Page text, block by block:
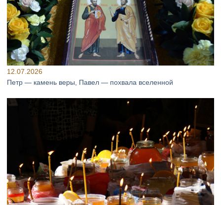
12.07.2026
Петр — камень веры, Павел — похвала вселенной